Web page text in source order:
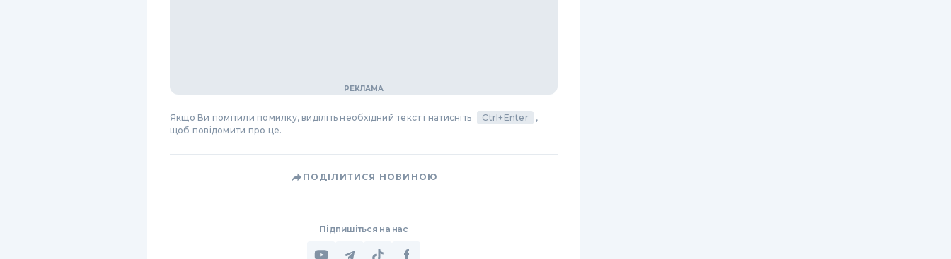
Якщо Ви помітили помилку, виділіть необхідний текст і натисніть Ctrl+Enter
,
щоб повідомити про це.
ПОДІЛИТИСЯ НОВИНОЮ
Підпишіться на нас